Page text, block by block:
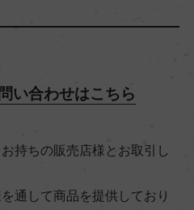
い合わせはこちら
持ちの販売店様とお取引し
通して商品を提供しており